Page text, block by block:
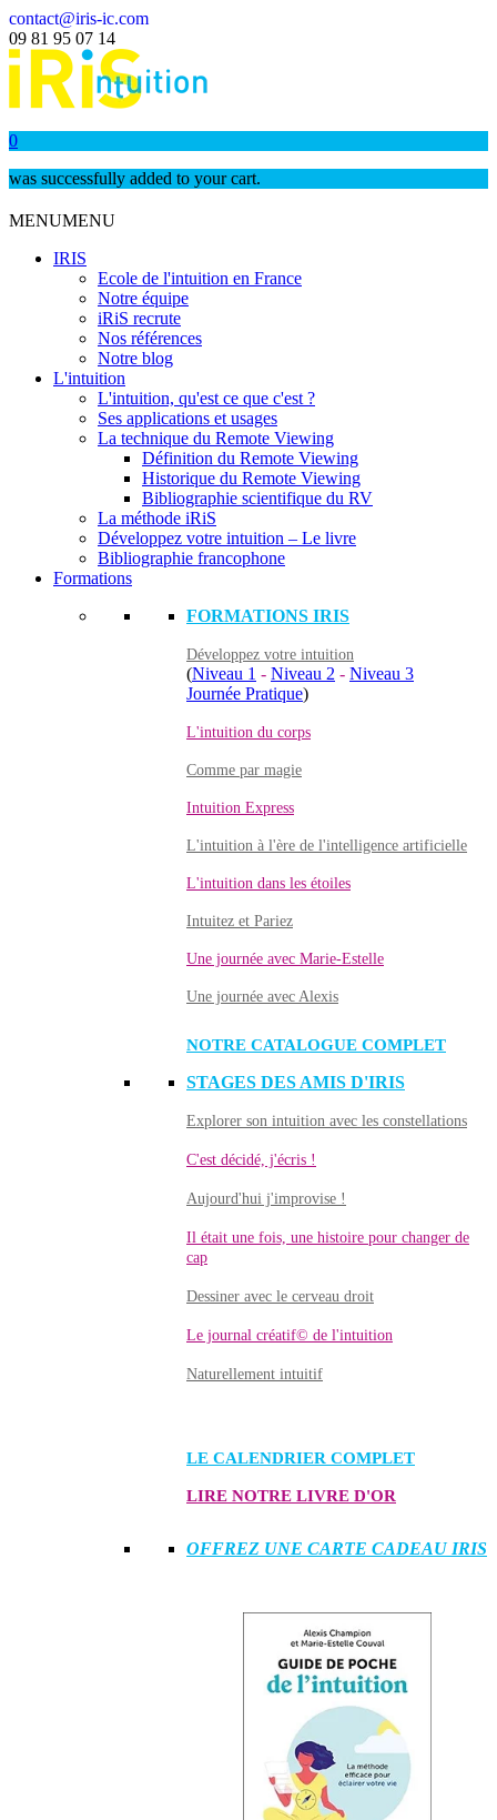
contact@iris-ic.com
09 81 95 07 14
0
was successfully added to your cart.
MENUMENU
IRIS
Ecole de l'intuition en France
Notre équipe
iRiS recrute
Nos références
Notre blog
L'intuition
L'intuition, qu'est ce que c'est ?
Ses applications et usages
La technique du Remote Viewing
Définition du Remote Viewing
Historique du Remote Viewing
Bibliographie scientifique du RV
La méthode iRiS
Développez votre intuition – Le livre
Bibliographie francophone
Formations
FORMATIONS IRIS
Développez votre intuition
(Niveau 1 - Niveau 2 - Niveau 3
Journée Pratique)
L'intuition du corps
Comme par magie
Intuition Express
L'intuition à l'ère de l'intelligence artificielle
L'intuition dans les étoiles
Intuitez et Pariez
Une journée avec Marie-Estelle
Une journée avec Alexis
NOTRE CATALOGUE COMPLET
STAGES DES AMIS D'IRIS
Explorer son intuition avec les constellations
C'est décidé, j'écris !
Aujourd'hui j'improvise !
Il était une fois, une histoire pour changer de
cap
Dessiner avec le cerveau droit
Le journal créatif© de l'intuition
Naturellement intuitif
LE CALENDRIER COMPLET
LIRE NOTRE LIVRE D'OR
OFFREZ UNE CARTE CADEAU IRIS